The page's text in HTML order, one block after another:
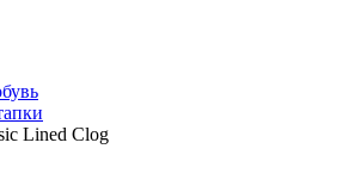
Lined Clog